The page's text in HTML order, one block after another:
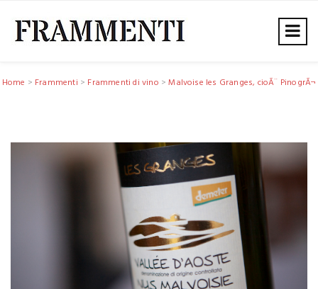
Home > Frammenti > Frammenti di vino >Malvoise les Granges, cioÃ¨ PinogrÃ¬